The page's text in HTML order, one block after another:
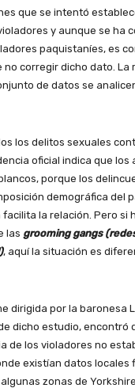
que se intentó
y aunque se ha
paquistaníes, es
no corregir dicho dato. La
de datos se
los delitos sexuales
oficial indica que los
porque los
demográfica del
la relación. Pero si
las grooming gangs
, aquí la situación es
dirigida por la baronesa
dicho estudio, encontró
de los violadores no
existían datos locales
zonas de